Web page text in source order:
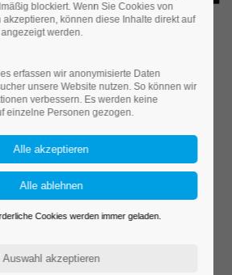
de-
blockiert. Wenn Sie Cookies von
können diese Inhalte direkt auf
werden.
erfassen wir anonymisierte Daten
unsere Website nutzen. So können wir
verbessern. Es werden keine
einzelne Personen gezogen.
Cookies werden immer geladen.